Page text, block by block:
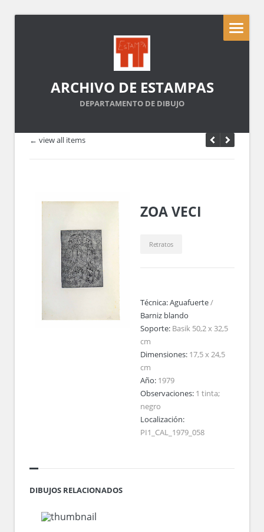
ARCHIVO DE ESTAMPAS
DEPARTAMENTO DE DIBUJO
← view all items
ZOA VECI
Retratos
Técnica:Aguafuerte/
Barniz blando
Soporte: Basik 50,2 x 32,5
cm
Dimensiones: 17,5 x 24,5
cm
Año: 1979
Observaciones: 1 tinta;
negro
Localización:
PI1_CAL_1979_058
DIBUJOS RELACIONADOS